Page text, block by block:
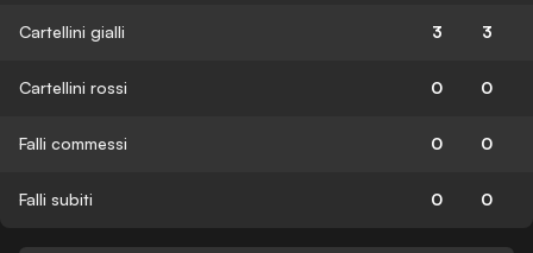
Cartellini gialli 3 3
Cartellini rossi 0 0
Falli commessi 0 0
Falli subiti 0 0